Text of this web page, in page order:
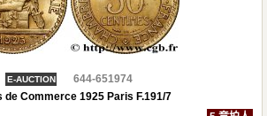
E-AUCTION
644-651974
Commerce 1925 Paris F.191/7